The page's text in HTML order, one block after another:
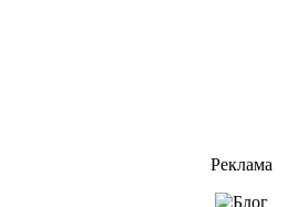
Реклама